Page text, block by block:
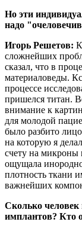
Но эти
надо
Игорь Решетов:
сложнейших
сказал, что в
материаловеды.
процессе
пришелся титан.
внимание к
для молодой
было разбито
на которую я
счету на микроны
ощущала
плотность ткани
важнейших
Сколько человек
имплантов? Кто